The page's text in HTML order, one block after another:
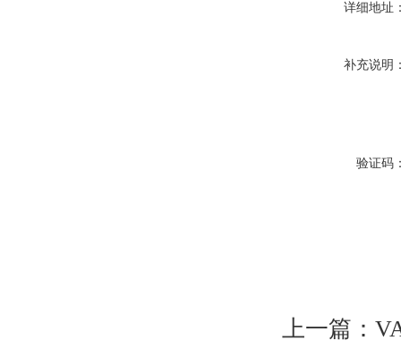
详细地址
补充说明
验证码
上一篇：